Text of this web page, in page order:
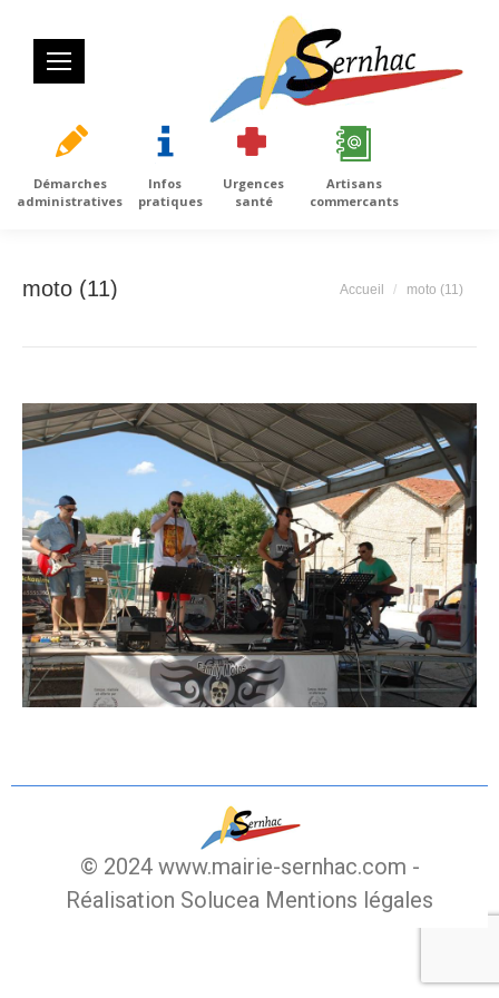
Démarches
administratives
Infos
pratiques
Urgences
santé
Artisans
commercants
moto (11) Vous êtes ici :
Accueil moto (11)
© 2024 www.mairie-sernhac.com -
Réalisation Solucea Mentions légales